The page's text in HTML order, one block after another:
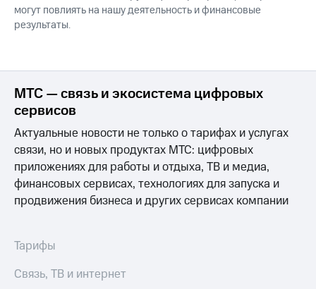
могут повлиять на нашу деятельность и финансовые
результаты.
МТС — связь и экосистема цифровых
сервисов
Актуальные новости не только о тарифах и услугах
связи, но и новых продуктах МТС: цифровых
приложениях для работы и отдыха, ТВ и медиа,
финансовых сервисах, технологиях для запуска и
продвижения бизнеса и других сервисах компании
Тарифы
Связь, ТВ и интернет